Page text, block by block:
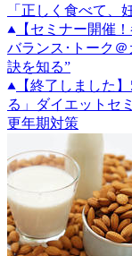
「正しく食べて、
【セミナー開催
バランス･トーク
訣を知る”
【終了しました
る」ダイエットセ
更年期対策